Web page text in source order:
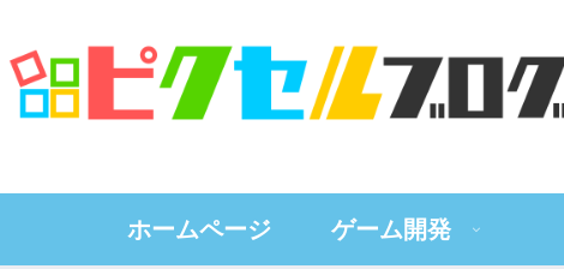
ホームページ ゲーム開発